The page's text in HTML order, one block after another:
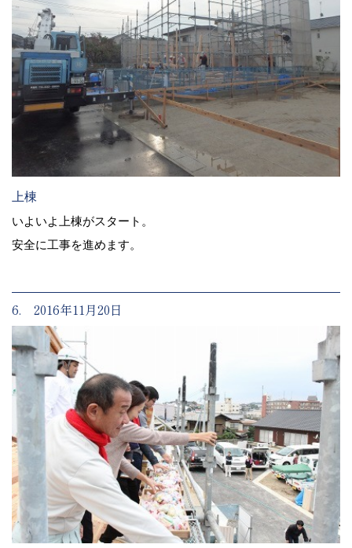
上棟
いよいよ上棟がスタート。
安全に工事を進めます。
6. 2016年11月20日